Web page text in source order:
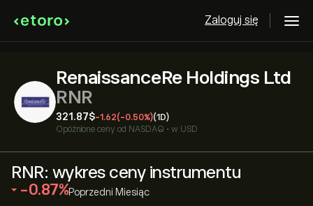
Zaloguj się
RenaissanceRe Holdings Ltd
RNR
321.87‎$‎-1.62(-0.50%)(1D)
Opóźnione ceny od NASDAQ • w USD
RNR: wykres ceny instrumentu
‎-0.87‎ Poprzedni Miesiąc